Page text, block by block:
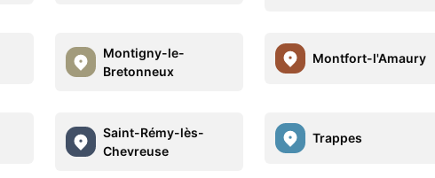
Montigny-le-
Bretonneux
Montfort-l'Amaury
Saint-Rémy-lès-
Chevreuse
Trappes